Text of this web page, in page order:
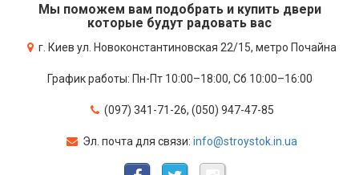
Мы поможем вам подобрать и купить двери
которые будут радовать вас
г. Киев ул. Новоконстантиновская 22/15, метро Почайна
График работы: Пн-Пт 10:00–18:00, Сб 10:00–16:00
(097) 341-71-26, (050) 947-47-85
Эл. почта для связи: info@stroystok.in.ua